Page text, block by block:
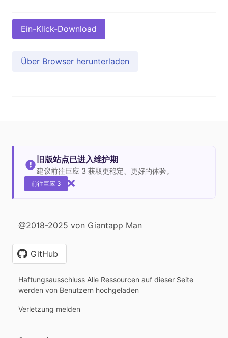
Ein-Klick-Download
Über Browser herunterladen
旧版站点已进入维护期
建议前往巨应 3 获取更稳定、更好的体验。
前往巨应 3
@2018-2025 von Giantapp Man
GitHub
Haftungsausschluss Alle Ressourcen auf dieser Seite
werden von Benutzern hochgeladen
Verletzung melden